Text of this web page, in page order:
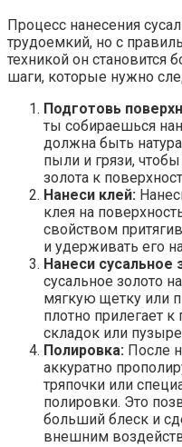
Процесс нанесения
трудоемкий, но с
техникой он становится
шаги, которые нужно
Подготовь
ты собираешься
должна быть
пыли и грязи,
золота к
Нанеси клей:
клея на
свойством
и удерживать его
Нанеси сусальное
сусальное золото
мягкую щетку или
плотно прилегает к
складок или
Полировка: После
аккуратно
тряпочки или
полировки. Это
больший блеск и
внешним